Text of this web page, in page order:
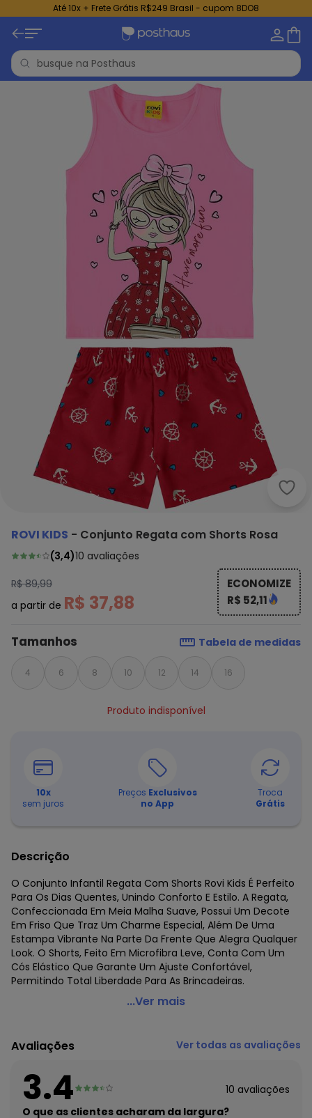
Até 10x + Frete Grátis R$249 Brasil - cupom 8DO8
ROVI KIDS - Conjunto Regata com Shorts Rosa
(3,4)10 avaliações
R$ 89,99
a partir de R$ 37,88
ECONOMIZE
R$ 52,11
Tamanhos Tabela de medidas
4 6 8 10 12 14 16
Produto indisponível
10x
sem juros
Preços Exclusivos
no App
Troca
Grátis
Descrição
O Conjunto Infantil Regata Com Shorts Rovi Kids É Perfeito
Para Os Dias Quentes, Unindo Conforto E Estilo. A Regata,
Confeccionada Em Meia Malha Suave, Possui Um Decote
Em Friso Que Traz Um Charme Especial, Além De Uma
Estampa Vibrante Na Parte Da Frente Que Alegra Qualquer
Look. O Shorts, Feito Em Microfibra Leve, Conta Com Um
Cós Elástico Que Garante Um Ajuste Confortável,
Permitindo Total Liberdade Para As Brincadeiras.
Rovi Kids - Conjunto Regata com Shorts Rosa
Fornecedor: ROVITEX IND E COM DE MALHAS LTDA / CNPJ
79.233.672/0010-98
Cuidados para conservação do produto: Lavar na
temperatura mínima de 30° - Não usar alvejante - Não
usar secadora - Secar na sombra - Não passar - Não lavar
...Ver mais
Avaliações Ver todas as avaliações
3.4 10 avaliações
O que as clientes acharam da largura?